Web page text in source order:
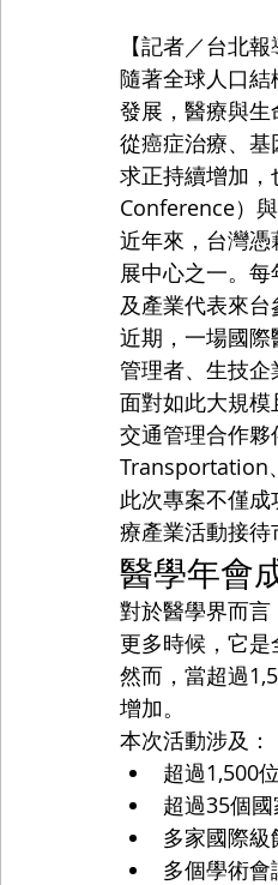
【記者／台北報
隨著全球人口
發展，醫療與
從癌症治療、
求正持續增加
Conference）
近年來，台灣
展中心之一。
及產業代表來台
近期，一場國
管理者、生技
面對如此大規
交通管理合作
Transportation
此次專案不僅
療產業活動接待
醫學年會
對於醫學界而
更多時候，它
然而，當超過
增加。
本次活動涉及：
超過1,500
超過35個
多家國際級
多個學術會